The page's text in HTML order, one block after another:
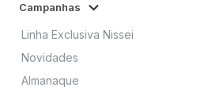
Campanhas
Linha Exclusiva Nissei
Novidades
Almanaque